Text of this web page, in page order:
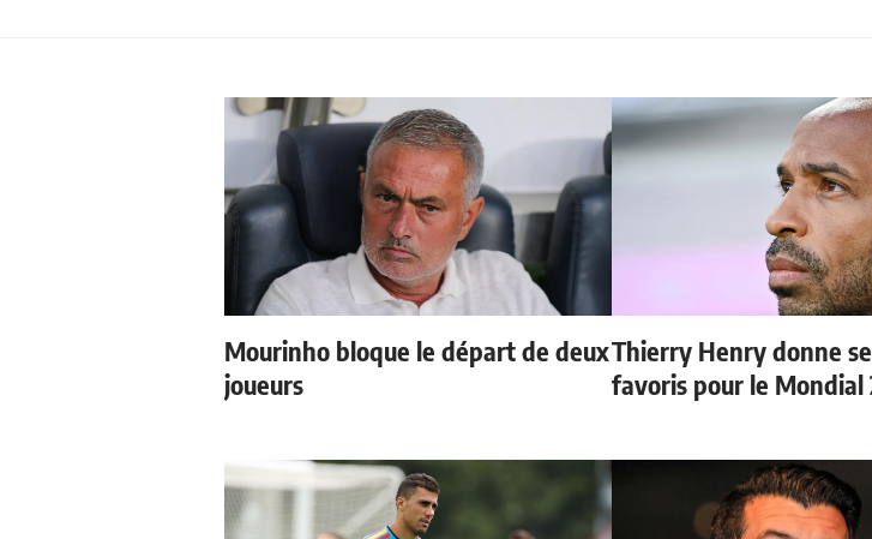
Mourinho bloque le départ de deux
joueurs
Thierry Henry donne
favoris pour le Mondial